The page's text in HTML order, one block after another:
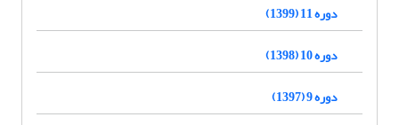
دوره 11 (1399)
دوره 10 (1398)
دوره 9 (1397)